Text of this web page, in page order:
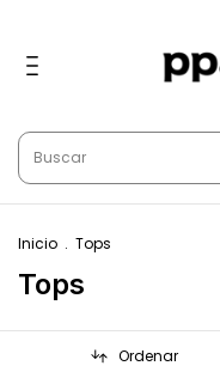
Inicio . Tops
Tops
Ordenar